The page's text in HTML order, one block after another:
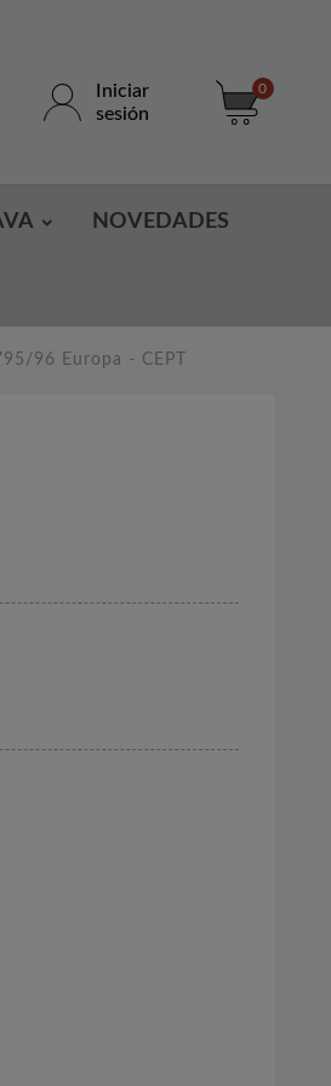
Iniciar
sesión
0
NOVEDADES
96 Europa - CEPT